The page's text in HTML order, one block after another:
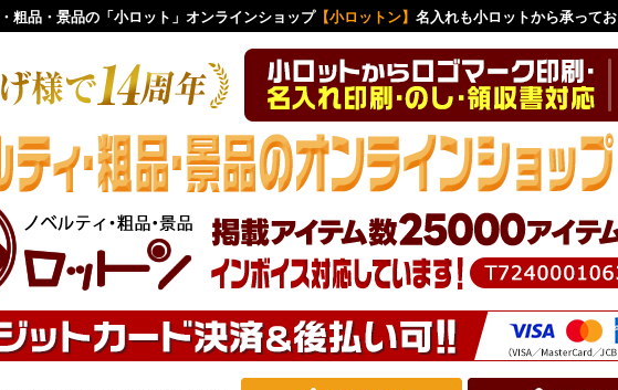
粗品・景品の「小ロット」オンラインショップ【小ロットン】 名入れも小ロットから承って